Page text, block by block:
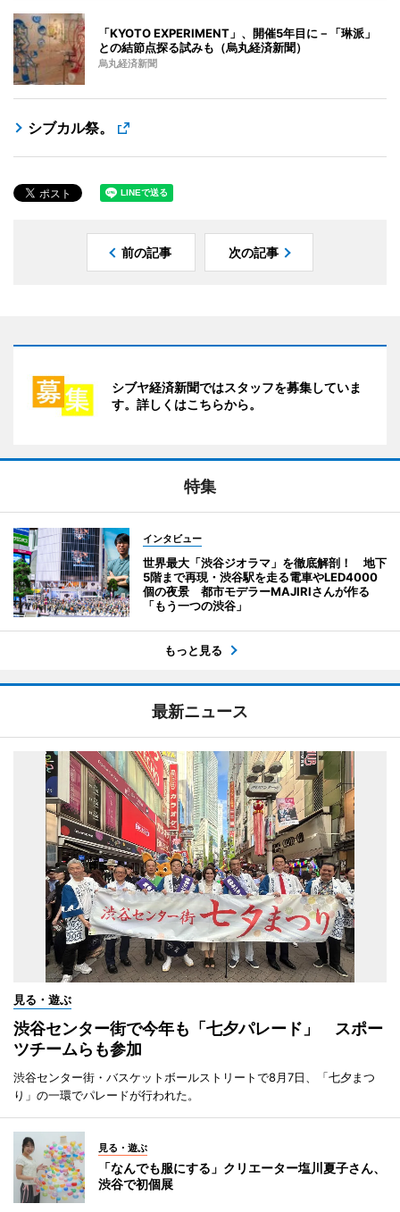
「KYOTO EXPERIMENT」、開催5年目に－「琳派」
との結節点探る試みも（烏丸経済新聞）
烏丸経済新聞
シブカル祭。
前の記事 次の記事
シブヤ経済新聞ではスタッフを募集していま
す。詳しくはこちらから。
特集
インタビュー
世界最大「渋谷ジオラマ」を徹底解剖！ 地下
5階まで再現・渋谷駅を走る電車やLED4000
個の夜景 都市モデラーMAJIRIさんが作る
「もう一つの渋谷」
もっと見る
最新ニュース
見る・遊ぶ
渋谷センター街で今年も「七夕パレード」 スポー
ツチームらも参加
渋谷センター街・バスケットボールストリートで8月7日、「七夕まつ
り」の一環でパレードが行われた。
見る・遊ぶ
「なんでも服にする」クリエーター塩川夏子さん、
渋谷で初個展